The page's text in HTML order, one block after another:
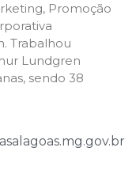
Promoção
Trabalhou
Lundgren
sendo 38